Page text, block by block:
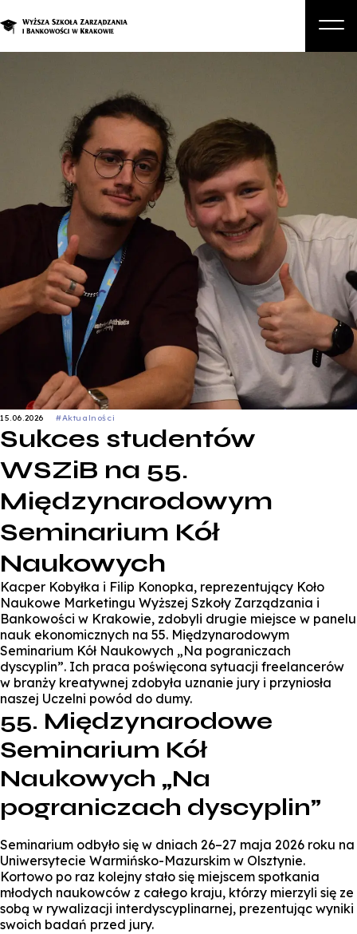
Studia podyplomowe i kursy
Biznes
Zapisz się na studia
15.06.2026 #Aktualności
Sukces studentów
WSZiB na 55.
Międzynarodowym
Seminarium Kół
Naukowych
Kacper Kobyłka i Filip Konopka, reprezentujący Koło
Naukowe Marketingu Wyższej Szkoły Zarządzania i
Bankowości w Krakowie, zdobyli drugie miejsce w panelu
nauk ekonomicznych na 55. Międzynarodowym
Seminarium Kół Naukowych „Na pograniczach
dyscyplin”. Ich praca poświęcona sytuacji freelancerów
w branży kreatywnej zdobyła uznanie jury i przyniosła
naszej Uczelni powód do dumy.
55. Międzynarodowe
Seminarium Kół
Naukowych „Na
pograniczach dyscyplin”
Seminarium odbyło się w dniach 26–27 maja 2026 roku na
Uniwersytecie Warmińsko-Mazurskim w Olsztynie.
Kortowo po raz kolejny stało się miejscem spotkania
młodych naukowców z całego kraju, którzy mierzyli się ze
sobą w rywalizacji interdyscyplinarnej, prezentując wyniki
swoich badań przed jury.